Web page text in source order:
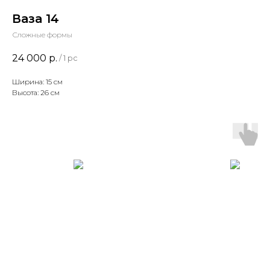
Ваза 14
Сложные формы
24 000 р. / 1 pc
Ширина: 15 см
Высота: 26 см